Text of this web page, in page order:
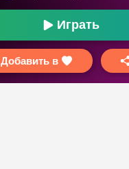
Играть
Добавить в